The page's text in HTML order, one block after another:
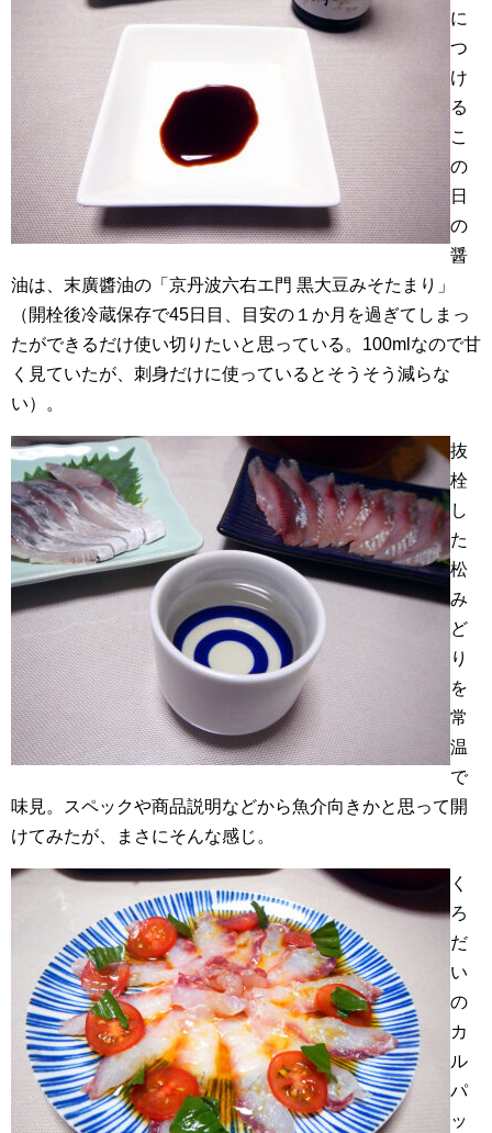
に
つ
け
る
こ
の
日
の
醤
油は、末廣醬油の「京丹波六右エ門 黒大豆みそたまり」
（開栓後冷蔵保存で45日目、目安の１か月を過ぎてしまっ
たができるだけ使い切りたいと思っている。100mlなので甘
く見ていたが、刺身だけに使っているとそうそう減らな
い）。
抜
栓
し
た
松
み
ど
り
を
常
温
で
味見。スペックや商品説明などから魚介向きかと思って開
けてみたが、まさにそんな感じ。
く
ろ
だ
い
の
カ
ル
パ
ッ